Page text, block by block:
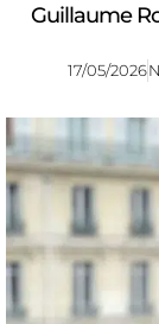
Guillaume
17/05/2026